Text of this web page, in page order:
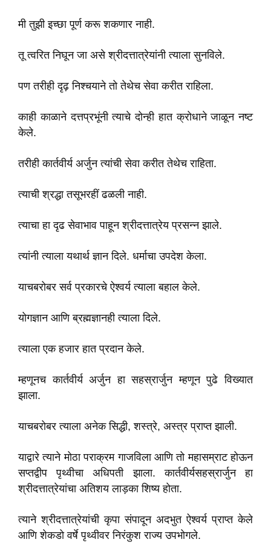
मी तुझी इच्छा पूर्ण करू शकणार नाही.
तू त्वरित निघून जा असे श्रीदत्तात्रेयांनी त्याला सुनविले.
पण तरीही दृढ़ निश्चयाने तो तेथेच सेवा करीत राहिला.
काही काळाने दत्तप्रभूंनी त्याचे दोन्ही हात क्रोधाने जाळून नष्ट
केले.
तरीही कार्तवीर्य अर्जुन त्यांची सेवा करीत तेथेच राहिता.
त्याची श्रद्धा तसूभरहीं ढळली नाही.
त्याचा हा दृढ सेवाभाव पाहून श्रीदत्तात्रेय प्रसन्न झाले.
त्यांनी त्याला यथार्थ ज्ञान दिले. धर्माचा उपदेश केला.
याचबरोबर सर्व प्रकारचे ऐश्वर्य त्याला बहाल केले.
योगज्ञान आणि ब्रह्मज्ञानही त्याला दिले.
त्याला एक हजार हात प्रदान केले.
म्हणूनच कार्तवीर्य अर्जुन हा सहस्रार्जुन म्हणून पुढे विख्यात
झाला.
याचबरोबर त्याला अनेक सिद्धी, शस्त्रे, अस्त्र प्राप्त झाली.
याद्वारे त्याने मोठा पराक्रम गाजविला आणि तो महासम्राट होऊन
सप्तद्वीप पृथ्वीचा अधिपती झाला. कार्तवीर्यसहस्रार्जुन हा
श्रीदत्तात्रेयांचा अतिशय लाड़का शिष्य होता.
त्याने श्रीदत्तात्रेयांची कृपा संपादून अदभुत ऐश्वर्य प्राप्त केले
आणि शेकडो वर्षे पृथ्वीवर निरंकुश राज्य उपभोगले.